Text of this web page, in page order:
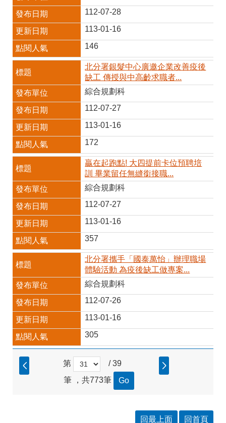
112-07-28
113-01-16
146
北分署銀髮中心廣邀企業改善疫後
缺工 傳授與中高齡求職者...
綜合規劃科
112-07-27
113-01-16
172
贏在起跑點! 大四提前卡位預聘培
訓 畢業留任無縫銜接職...
綜合規劃科
112-07-27
113-01-16
357
北分署攜手「國泰萬怡」辦理職場
體驗活動 為疫後缺工做專案...
綜合規劃科
112-07-26
113-01-16
305
第
/ 39
筆 ，共773筆
回最上面 回首頁